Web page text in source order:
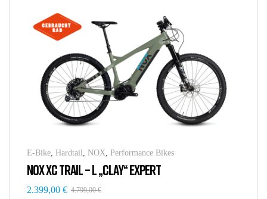
E-Bike Hardtail NOX Performance Bikes
NOX XC TRAIL – L „CLAY“ EXPERT
4.799,00€
2.399,00 €